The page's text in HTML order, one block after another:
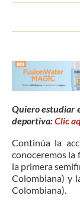
Quiero estudiar
deportiva:Clic
Continúa la
conoceremos la
la primera
Colombiana) y
Colombiana).